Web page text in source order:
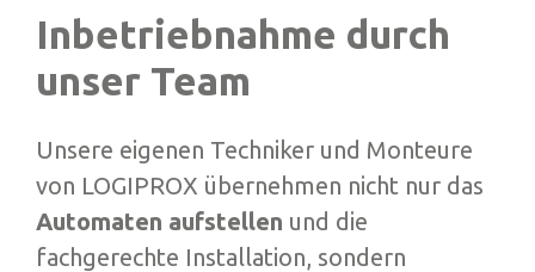
Inbetriebnahme durch
unser Team
Unsere eigenen Techniker und Monteure
von LOGIPROX übernehmen nicht nur das
Automaten aufstellen und die
fachgerechte Installation, sondern